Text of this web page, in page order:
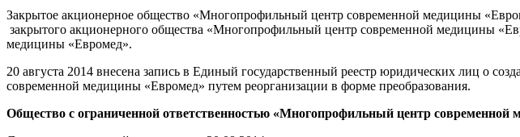
Закрытое акционерное общество «Многопрофильный центр современной медицины
закрытого акционерного общества «Многопрофильный центр современной медицины
медицины «Евромед».
20 августа 2014 внесена запись в Единый государственный реестр юридических лиц о
современной медицины «Евромед» путем реорганизации в форме преобразования.
Общество с ограниченной ответственностью «Многопрофильный центр современной